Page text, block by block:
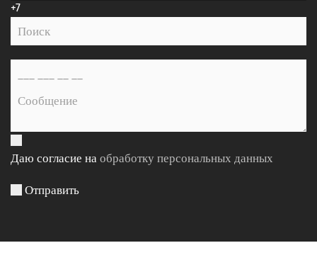
+7
Даю согласие наобработку персональных данных
Отправить